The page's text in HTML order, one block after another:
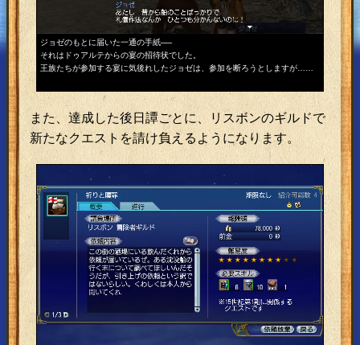
ジョゼのもとに届いた一通の手紙──
それはドゥアルテからの宴の招待状でした。
王族たちが参加する宴に気後れしたジョゼは、参加を断ろうとしますが……
航海事
その様
厳しい
目に留
また、達成した後日譚ごとに、リスボンのギルドで
新たなクエストを請け負えるようになります。